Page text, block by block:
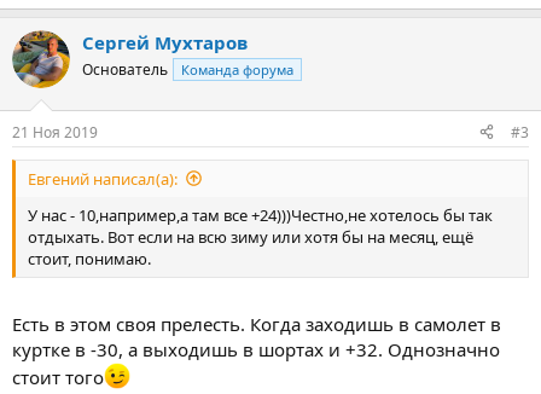
Сергей Мухтаров
Основатель Команда форума
21 Ноя 2019 #3
Евгений написал(а):
У нас - 10,например,а там все +24)))Честно,не хотелось бы так
отдыхать. Вот если на всю зиму или хотя бы на месяц, ещё
стоит, понимаю.
Есть в этом своя прелесть. Когда заходишь в самолет в
куртке в -30, а выходишь в шортах и +32. Однозначно
стоит того